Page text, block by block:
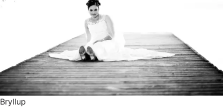
Bryllup